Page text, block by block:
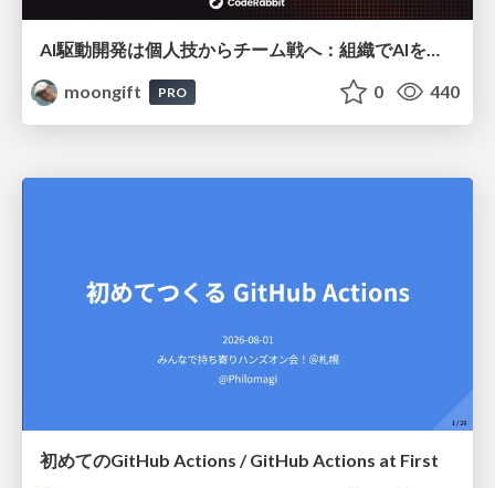
moongift
PRO 0 440
初めてのGitHub Actions / GitHub Actions at First